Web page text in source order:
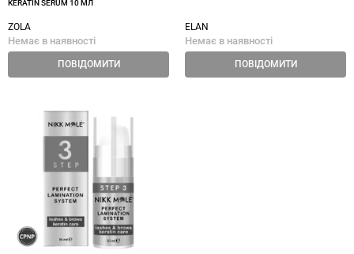
KERATIN SERUM 10 МЛ
ZOLA
Немає в наявності
ПОВІДОМИТИ
ELAN
Немає в наявності
ПОВІДОМИТИ